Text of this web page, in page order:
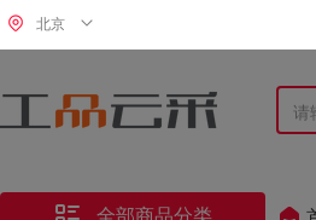
北京
全部商品分类